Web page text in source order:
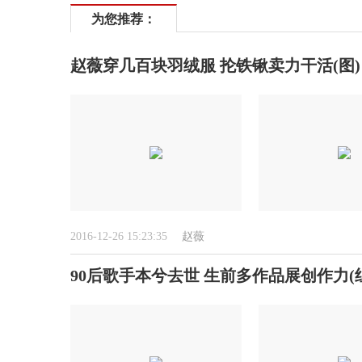
为您推荐：
赵薇穿几百块羽绒服 抡铁锹卖力干活(图)
2016-12-26 15:23:35 赵薇
90后歌手本兮去世 生前多作品展创作力(